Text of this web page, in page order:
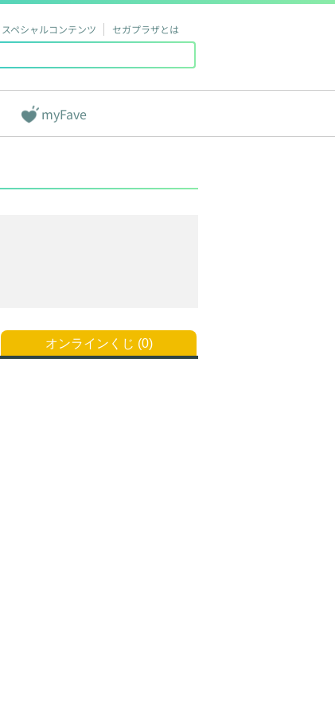
スペシャルコンテンツ セガプラザとは
myFave
オンラインくじ (0)